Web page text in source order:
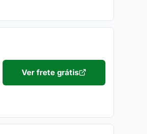
Ver frete grátis